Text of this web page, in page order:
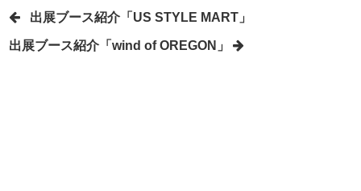
出展ブース紹介「US STYLE MART」
出展ブース紹介「wind of OREGON」